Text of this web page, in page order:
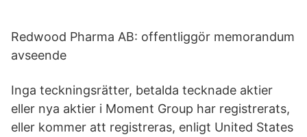
Redwood Pharma AB: offentliggör memorandum
avseende
Inga teckningsrätter, betalda tecknade aktier
eller nya aktier i Moment Group har registrerats,
eller kommer att registreras, enligt United States